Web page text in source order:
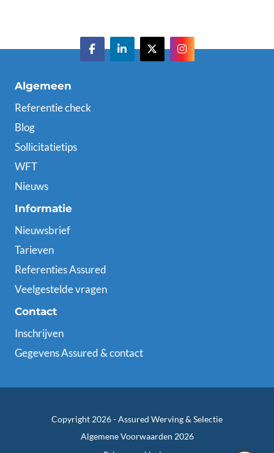
Algemeen
Referentie check
Blog
Sollicitatietips
WFT
Nieuws
Informatie
Nieuwsbrief
Tarieven
Referenties Assured
Veelgestelde vragen
Contact
Inschrijven
Gegevens Assured & contact
Copyright 2026 -Assured Werving & Selectie
Algemene Voorwaarden 2026